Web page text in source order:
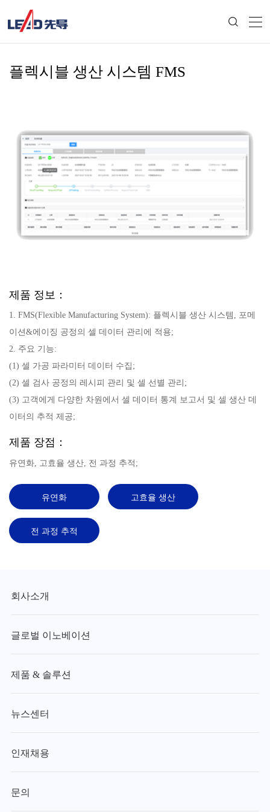
플렉시블 생산 시스템 FMS
제품 정보：
1. FMS(Flexible Manufacturing System): 플렉시블 생산 시스템, 포메
이션&에이징 공정의 셀 데이터 관리에 적용;
2. 주요 기능:
(1) 셀 가공 파라미터 데이터 수집;
(2) 셀 검사 공정의 레시피 관리 및 셀 선별 관리;
(3) 고객에게 다양한 차원에서 셀 데이터 통계 보고서 및 셀 생산 데
이터의 추적 제공;
제품 장점：
유연화, 고효율 생산, 전 과정 추적;
유연화 고효율 생산
전 과정 추적
회사소개
글로벌 이노베이션
제품 & 솔루션
뉴스센터
인재채용
문의